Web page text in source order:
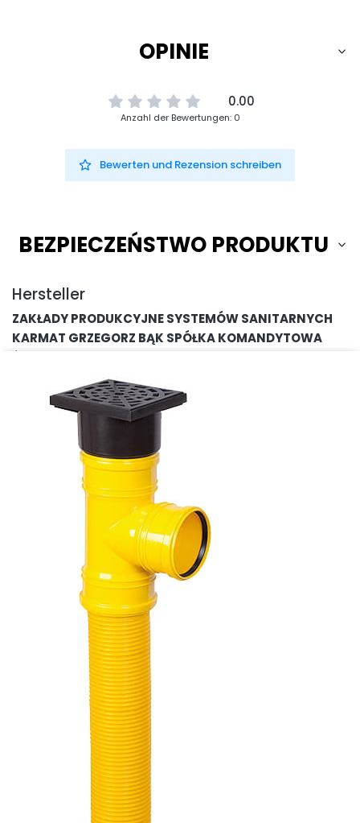
OPINIE
0.00
Anzahl der Bewertungen: 0
Bewerten und Rezension schreiben
BEZPIECZEŃSTWO PRODUKTU
Hersteller
ZAKŁADY PRODUKCYJNE SYSTEMÓW SANITARNYCH
KARMAT GRZEGORZ BĄK SPÓŁKA KOMANDYTOWA
36-072 Świlcza, Polen
karmat@karmat.pl
Fußzeilenmenü
GAMART S.A.
Towarowa 29
38-200 Jasło
sklep@egamart.pl
+48 602 350 573